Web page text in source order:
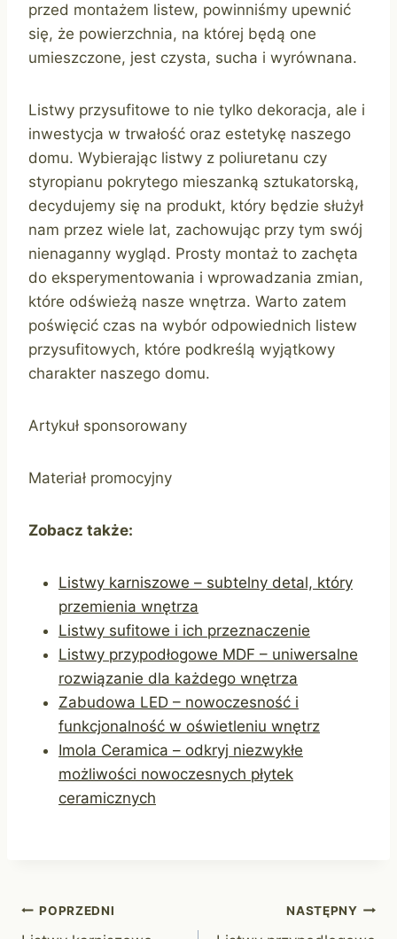
przed montażem listew, powinniśmy upewnić
się, że powierzchnia, na której będą one
umieszczone, jest czysta, sucha i wyrównana.
Listwy przysufitowe to nie tylko dekoracja, ale i
inwestycja w trwałość oraz estetykę naszego
domu. Wybierając listwy z poliuretanu czy
styropianu pokrytego mieszanką sztukatorską,
decydujemy się na produkt, który będzie służył
nam przez wiele lat, zachowując przy tym swój
nienaganny wygląd. Prosty montaż to zachęta
do eksperymentowania i wprowadzania zmian,
które odświeżą nasze wnętrza. Warto zatem
poświęcić czas na wybór odpowiednich listew
przysufitowych, które podkreślą wyjątkowy
charakter naszego domu.
Artykuł sponsorowany
Materiał promocyjny
Zobacz także:
Listwy karniszowe – subtelny detal, który
przemienia wnętrza
Listwy sufitowe i ich przeznaczenie
Listwy przypodłogowe MDF – uniwersalne
rozwiązanie dla każdego wnętrza
Zabudowa LED – nowoczesność i
funkcjonalność w oświetleniu wnętrz
Imola Ceramica – odkryj niezwykłe
możliwości nowoczesnych płytek
ceramicznych
Nawigacja
POPRZEDNI NASTĘPNY